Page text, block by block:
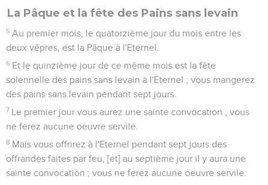
La Pâque et la fête des Pains sans levain
5 Au premier mois, le quatorzième jour du mois entre les
deux vêpres, est la Pâque à l'Eternel.
6 Et le quinzième jour de ce même mois est la fête
solennelle des pains sans levain à l'Eternel ; vous mangerez
des pains sans levain pendant sept jours.
7 Le premier jour vous aurez une sainte convocation ; vous
ne ferez aucune oeuvre servile.
8 Mais vous offrirez à l'Eternel pendant sept jours des
offrandes faites par feu, [et] au septième jour il y aura une
sainte convocation ; vous ne ferez aucune oeuvre servile.